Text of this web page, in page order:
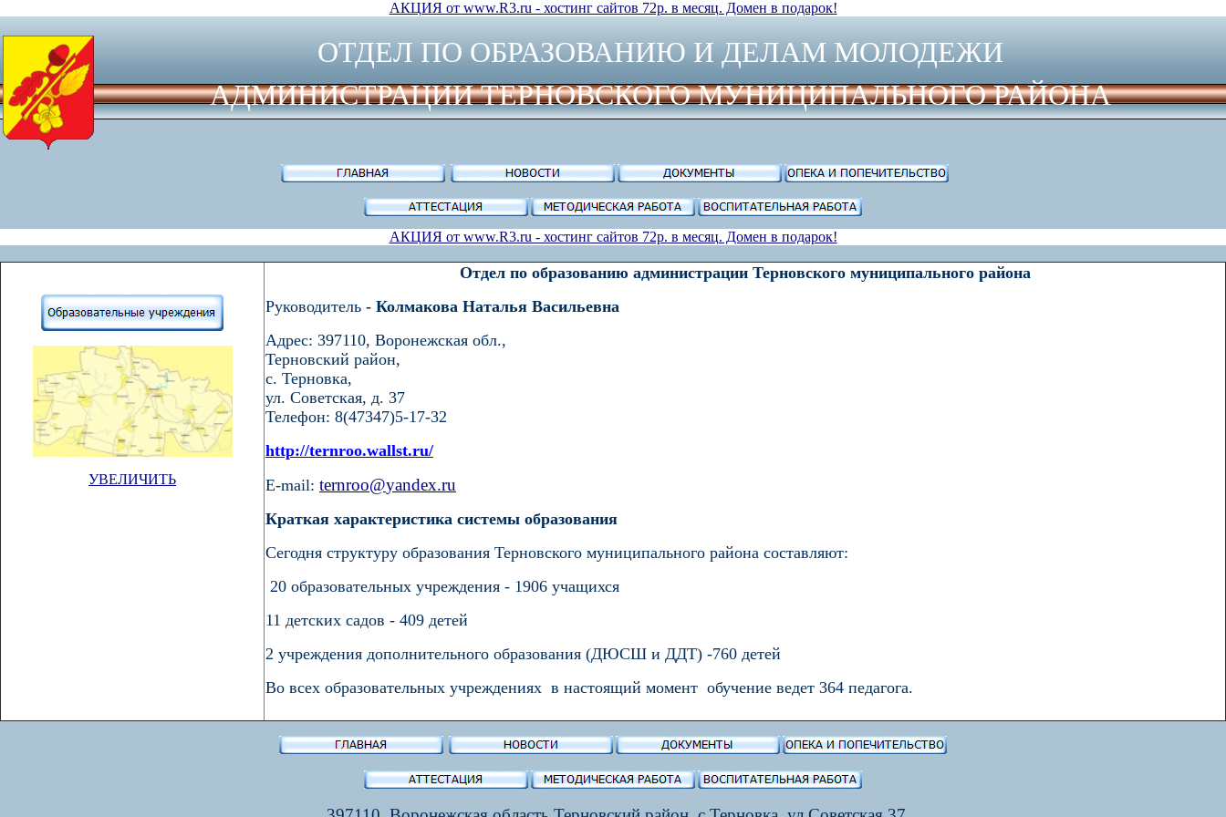
АКЦИЯ от www.R3.ru - хостинг сайтов 72р. в месяц. Домен в подарок!
ОТДЕЛ ПО ОБРАЗОВАНИЮИ ДЕЛАМ МОЛОДЕЖИ
АДМИНИСТРАЦИИ ТЕРНОВСКОГО МУНИЦИПАЛЬНОГО РАЙОНА
АКЦИЯ от www.R3.ru - хостинг сайтов 72р. в месяц. Домен в подарок!
УВЕЛИЧИТЬ
Отдел по образованию администрации Терновского муниципального района
Руководитель - Колмакова Наталья Васильевна
Адрес: 397110, Воронежская обл.,
Терновский район,
с. Терновка,
ул. Советская, д. 37
Телефон: 8(47347)5-17-32
http://ternroo.wallst.ru/
E-mail: ternroo@yandex.ru
Краткая характеристика системы образования
Сегодня структуру образования Терновского муниципального района составляют:
20 образовательных учреждения - 1906 учащихся
11 детских садов - 409 детей
2 учреждения дополнительного образования (ДЮСШ и ДДТ) -760 детей
Во всех образовательных учреждениях в настоящий момент обучение ведет 364 педагога.